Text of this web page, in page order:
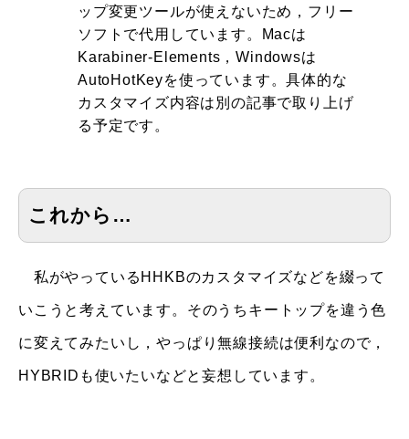
ップ変更ツールが使えないため，フリー
ソフトで代用しています。Macは
Karabiner-Elements，Windowsは
AutoHotKeyを使っています。具体的な
カスタマイズ内容は別の記事で取り上げ
る予定です。
これから…
私がやっているHHKBのカスタマイズなどを綴って
いこうと考えています。そのうちキートップを違う色
に変えてみたいし，やっぱり無線接続は便利なので，
HYBRIDも使いたいなどと妄想しています。